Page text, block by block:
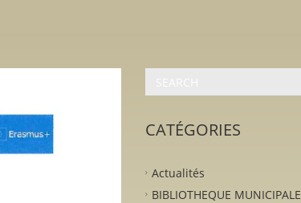
CATÉGORIES
Actualités
BIBLIOTHEQUE MUNICIPALE